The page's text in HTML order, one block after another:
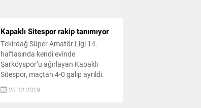
Kapaklı Sitespor rakip tanımıyor
Tekirdağ Süper Amatör Ligi 14.
haftasında kendi evinde
Şarköyspor’u ağırlayan Kapaklı
Sitespor, maçtan 4-0 galip ayrıldı.
Kapaklı Şehir Stadı’nda oynanan
karşılaşmada maça mutlak galibiyet
23.12.2019